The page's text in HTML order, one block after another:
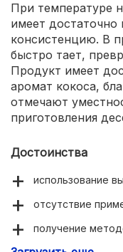
При температуре
имеет достаточно
консистенцию. В
быстро тает,
Продукт имеет
аромат кокоса,
отмечают
приготовления
Достоинства
использование
отсутствие
получение